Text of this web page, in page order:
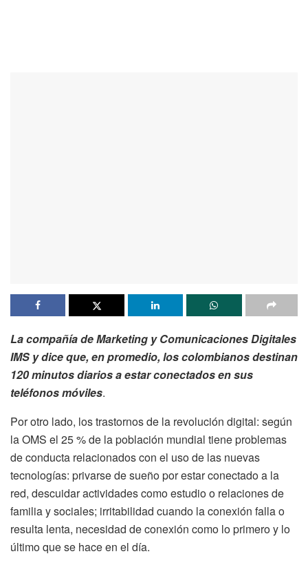
La compañía de Marketing y Comunicaciones Digitales
IMS y dice que, en promedio, los colombianos destinan
120 minutos diarios a estar conectados en sus
teléfonos móviles.
Por otro lado, los trastornos de la revolución digital: según
la OMS el 25 % de la población mundial tiene problemas
de conducta relacionados con el uso de las nuevas
tecnologías: privarse de sueño por estar conectado a la
red, descuidar actividades como estudio o relaciones de
familia y sociales; irritabilidad cuando la conexión falla o
resulta lenta, necesidad de conexión como lo primero y lo
último que se hace en el día.